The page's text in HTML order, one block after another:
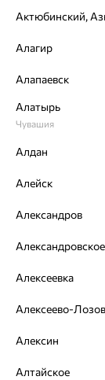
27 860
4 платежа по 6
Описание
Вид изделия:
Цвет металла:
Алагир
Алапаевск
Алатырь
Чувашия
Алдан
Алейск
Александров
Алексеевка
Алексеево-
Алексин
Алтайское